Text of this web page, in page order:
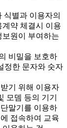
별과 이용자의
약 체결시 이용
원이 부여하는
비밀을 보호하
정한 문자와 숫자
기 위해 이용자
모뎀 등의 기기
말기를 이용하
접속하여 교육